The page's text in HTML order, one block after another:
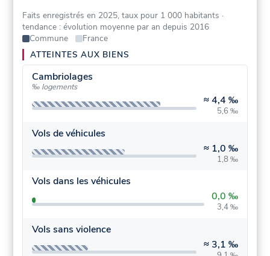
Faits enregistrés en 2025, taux pour 1 000 habitants ·
tendance : évolution moyenne par an depuis 2016
Commune
France
ATTEINTES AUX BIENS
Cambriolages
‰ logements
≈4,4 ‰
5,6 ‰
Vols de véhicules
≈ 1,0 ‰
1,8 ‰
Vols dans les véhicules
0,0 ‰
3,4 ‰
Vols sans violence
≈ 3,1 ‰